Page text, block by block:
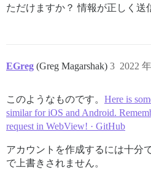
ただけますか？ 情報が正しく送
EGreg (Greg Magarshak) 2022
3
このようなものです。 Here is
similar for iOS and Android.
request in WebView! · GitHub
アカウントを作成するには十分
で上書きされません。